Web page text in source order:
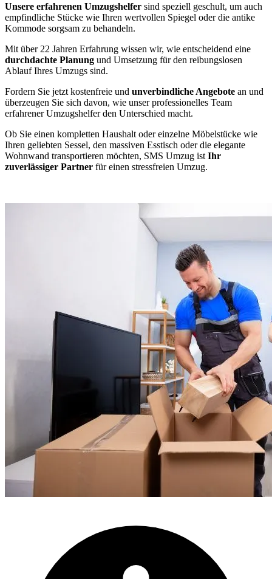
Unsere erfahrenen Umzugshelfer sind speziell geschult, um auch
empfindliche Stücke wie Ihren wertvollen Spiegel oder die antike
Kommode sorgsam zu behandeln.
Mit über 22 Jahren Erfahrung wissen wir, wie entscheidend eine
durchdachte Planung und Umsetzung für den reibungslosen
Ablauf Ihres Umzugs sind.
Fordern Sie jetzt kostenfreie und unverbindliche Angebote an und
überzeugen Sie sich davon, wie unser professionelles Team
erfahrener Umzugshelfer den Unterschied macht.
Ob Sie einen kompletten Haushalt oder einzelne Möbelstücke wie
Ihren geliebten Sessel, den massiven Esstisch oder die elegante
Wohnwand transportieren möchten, SMS Umzug ist Ihr
zuverlässiger Partner für einen stressfreien Umzug.